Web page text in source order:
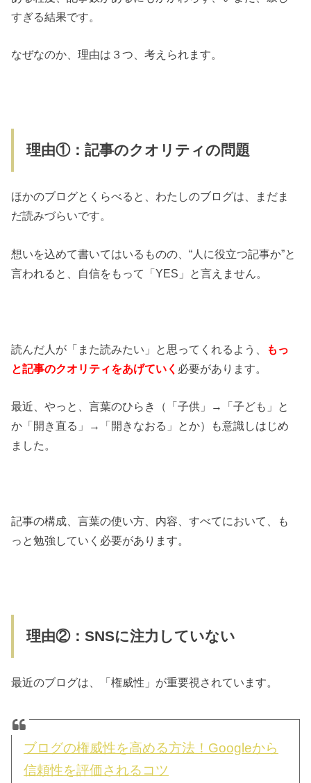
すぎる結果です。
なぜなのか、理由は３つ、考えられます。
理由①：記事のクオリティの問題
ほかのブログとくらべると、わたしのブログは、まだま
だ読みづらいです。
想いを込めて書いてはいるものの、“人に役立つ記事か”と
言われると、自信をもって「YES」と言えません。
読んだ人が「また読みたい」と思ってくれるよう、
もっ
と記事のクオリティをあげていく 必要があります。
最近、やっと、言葉のひらき（「子供」→「子ども」と
か「開き直る」→「開きなおる」とか）も意識しはじめ
ました。
記事の構成、言葉の使い方、内容、すべてにおいて、も
っと勉強していく必要があります。
理由②：SNSに注力していない
最近のブログは、「権威性」が重要視されています。
ブログの権威性を高める方法！Googleから
信頼性を評価されるコツ